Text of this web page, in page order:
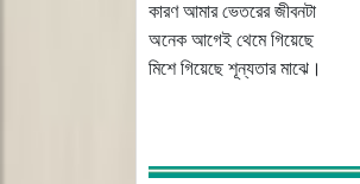
কারণ আমার ভেতরের জীবনটা
অনেক আগেই থেমে গিয়েছে
মিশে গিয়েছে শূন্যতার মাঝে।